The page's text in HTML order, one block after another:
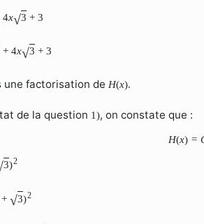
4x√3 + 3
+ 4x√3 + 3
une factorisation de H(x).
de la question 1), on constate que :
H(x) =
3)2
+ √3)2